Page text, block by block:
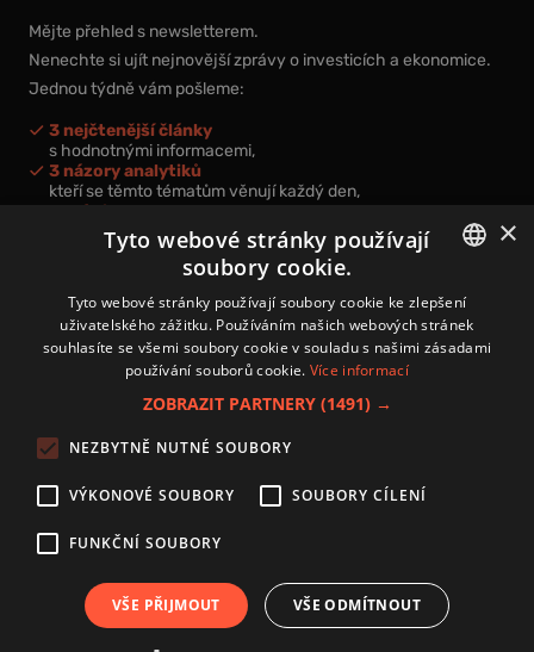
Mějte přehled s newsletterem.
Nenechte si ujít nejnovější zprávy o investicích a ekonomice.
Jednou týdně vám pošleme:
3 nejčtenější články
s hodnotnými informacemi,
3 názory analytiků
kteří se těmto tématům věnují každý den,
nová videa a podcasty
k prohloubení vašich znalostí.
Přihlášením k newsletteru vyjadřujete svůj souhlas spodmínkami
zpracování osobních údajů.
Zásady používání souborů cookies
Autoři
Nastavení cookies
CZECH
×
Tyto webové stránky používají
soubory cookie.
Tyto webové stránky používají soubory cookie ke zlepšení
uživatelského zážitku. Používáním našich webových stránek
souhlasíte se všemi soubory cookie v souladu s našimi zásadami
používání souborů cookie. Více informací
ZOBRAZIT PARTNERY (1491) →
NEZBYTNĚ NUTNÉ SOUBORY
VÝKONOVÉ SOUBORY SOUBORY CÍLENÍ
FUNKČNÍ SOUBORY
VŠE PŘIJMOUT VŠE ODMÍTNOUT